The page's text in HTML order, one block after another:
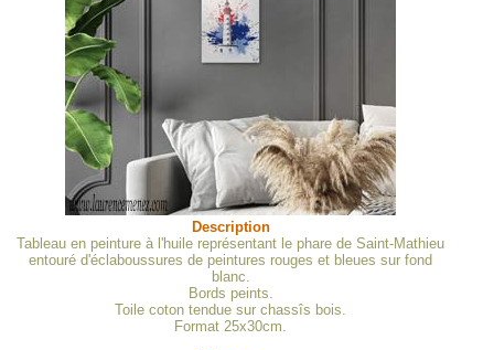
Description
Tableau en peinture à l'huile représentant le phare de Saint-Mathieu
entouré d'éclaboussures de peintures rouges et bleues sur fond
blanc.
Bords peints.
Toile coton tendue sur chassîs bois.
Format 25x30cm.